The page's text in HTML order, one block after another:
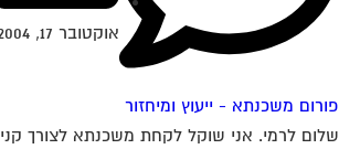
משכנתא - ייעוץ ומיחזור
אוקטובר 17, 2004
לרמי. אני שוקל לקחת משכנתא לצורך